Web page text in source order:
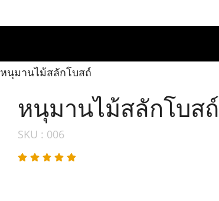
หนุมานไม้สลักโบสถ์
หนุมานไม้สลักโบสถ์
SKU : 006